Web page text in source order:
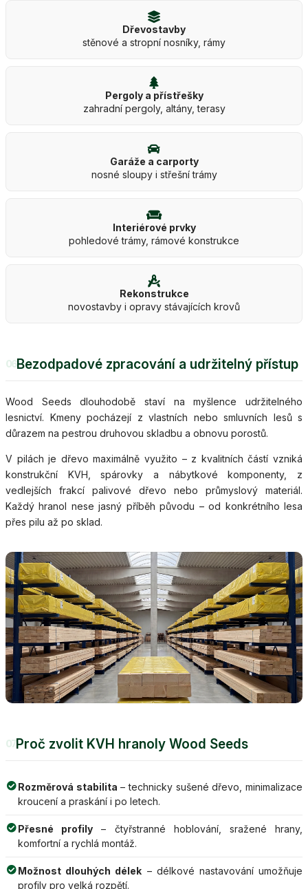
Dřevostavby
stěnové a stropní nosníky, rámy
Pergoly a přístřešky
zahradní pergoly, altány, terasy
Garáže a carporty
nosné sloupy i střešní trámy
Interiérové prvky
pohledové trámy, rámové konstrukce
Rekonstrukce
novostavby i opravy stávajících krovů
06Bezodpadové zpracování a udržitelný přístup
Wood Seeds dlouhodobě staví na myšlence udržitelného
lesnictví. Kmeny pocházejí z vlastních nebo smluvních lesů s
důrazem na pestrou druhovou skladbu a obnovu porostů.
V pilách je dřevo maximálně využito – z kvalitních částí vzniká
konstrukční KVH, spárovky a nábytkové komponenty, z
vedlejších frakcí palivové dřevo nebo průmyslový materiál.
Každý hranol nese jasný příběh původu – od konkrétního lesa
přes pilu až po sklad.
07Proč zvolit KVH hranoly Wood Seeds
Rozměrová stabilita – technicky sušené dřevo, minimalizace
kroucení a praskání i po letech.
Přesné profily – čtyřstranné hoblování, sražené hrany,
komfortní a rychlá montáž.
Možnost dlouhých délek – délkové nastavování umožňuje
profily pro velká rozpětí.